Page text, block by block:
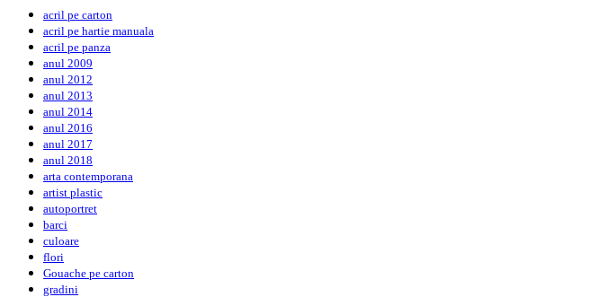
acril pe carton
acril pe hartie manuala
acril pe panza
anul 2009
anul 2012
anul 2013
anul 2014
anul 2016
anul 2017
anul 2018
arta contemporana
artist plastic
autoportret
barci
culoare
flori
Gouache pe carton
gradini